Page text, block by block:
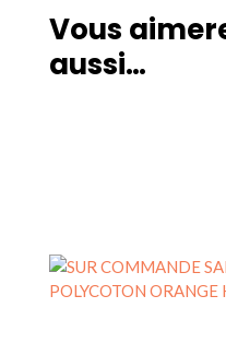
Vous
aussi…